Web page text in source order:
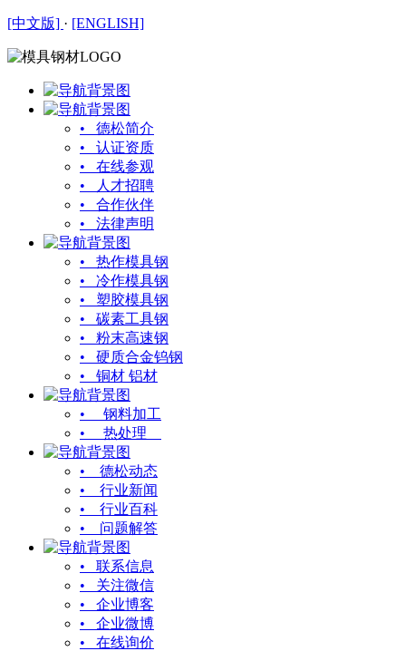
[中文版] · [ENGLISH]
• 德松简介
• 认证资质
• 在线参观
• 人才招聘
• 合作伙伴
• 法律声明
• 热作模具钢
• 冷作模具钢
• 塑胶模具钢
• 碳素工具钢
• 粉末高速钢
• 硬质合金钨钢
• 铜材 铝材
• 钢料加工
• 热处理
• 德松动态
• 行业新闻
• 行业百科
• 问题解答
• 联系信息
• 关注微信
• 企业博客
• 企业微博
• 在线询价